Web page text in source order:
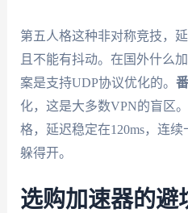
第五人格这种非对称竞技，
且不能有抖动。在国外什么
案是支持UDP协议优化的。
化，这是大多数VPN的盲区
格，延迟稳定在120ms，连
躲得开。
选购加速器的避